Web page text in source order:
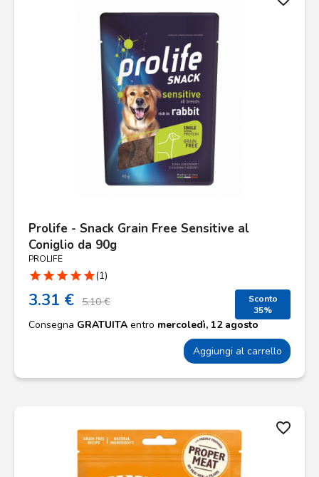
Prolife - Snack Grain Free Sensitive al
Coniglio da 90g
PROLIFE
star star star star star(1)
3.31 € 5.10 €
Sconto
35%
Consegna GRATUITA entro mercoledì, 12 agosto
Aggiungi al carrello
favorite_border